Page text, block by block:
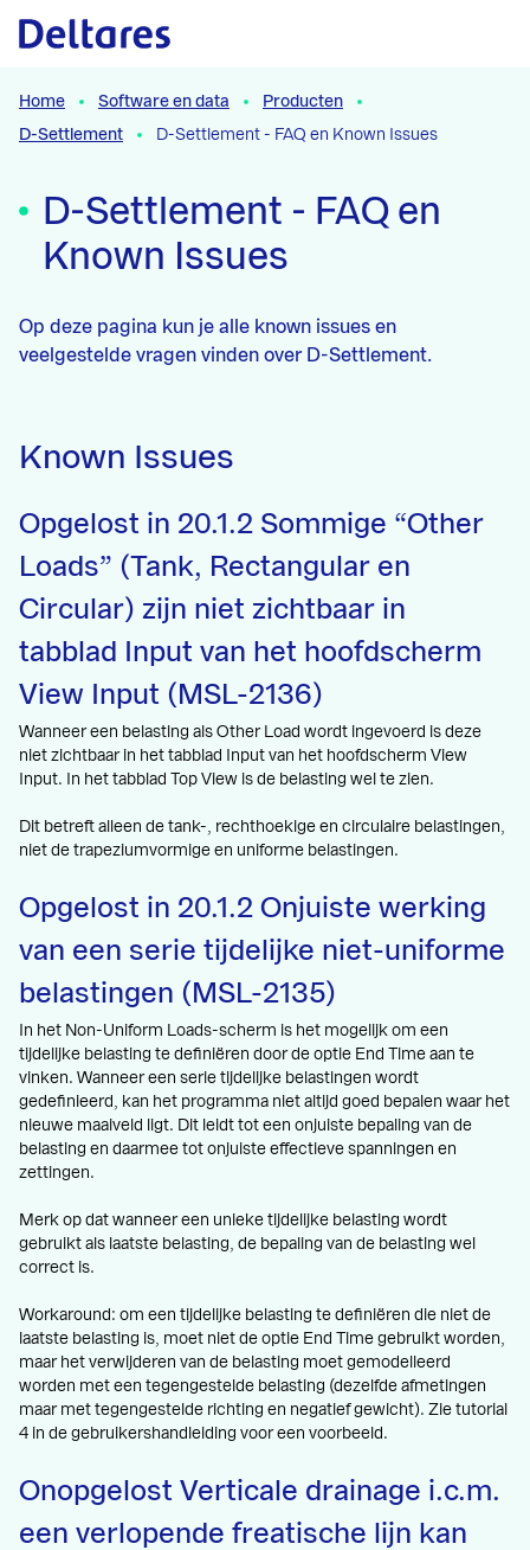
Naar hoofdcontent
Home Software en data
Producten
D-Settlement
D-Settlement - FAQ en Known Issues
D-Settlement - FAQ en
Known Issues
Op deze pagina kun je alle known issues en
veelgestelde vragen vinden over D-Settlement.
Known Issues
Opgelost in 20.1.2 Sommige “Other
Loads” (Tank, Rectangular en
Circular) zijn niet zichtbaar in
tabblad Input van het hoofdscherm
View Input (MSL-2136)
Wanneer een belasting als Other Load wordt ingevoerd is deze
niet zichtbaar in het tabblad Input van het hoofdscherm View
Input. In het tabblad Top View is de belasting wel te zien.
Dit betreft alleen de tank-, rechthoekige en circulaire belastingen,
niet de trapeziumvormige en uniforme belastingen.
Opgelost in 20.1.2 Onjuiste werking
van een serie tijdelijke niet-uniforme
belastingen (MSL-2135)
In het Non-Uniform Loads-scherm is het mogelijk om een
tijdelijke belasting te definiëren door de optie End Time aan te
vinken. Wanneer een serie tijdelijke belastingen wordt
gedefinieerd, kan het programma niet altijd goed bepalen waar het
nieuwe maaiveld ligt. Dit leidt tot een onjuiste bepaling van de
belasting en daarmee tot onjuiste effectieve spanningen en
zettingen.
Merk op dat wanneer een unieke tijdelijke belasting wordt
gebruikt als laatste belasting, de bepaling van de belasting wel
correct is.
Workaround: om een tijdelijke belasting te definiëren die niet de
laatste belasting is, moet niet de optie End Time gebruikt worden,
maar het verwijderen van de belasting moet gemodelleerd
worden met een tegengestelde belasting (dezelfde afmetingen
maar met tegengestelde richting en negatief gewicht). Zie tutorial
4 in de gebruikershandleiding voor een voorbeeld.
Onopgelost Verticale drainage i.c.m.
een verlopende freatische lijn kan